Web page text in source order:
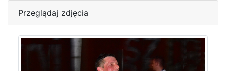
Przeglądaj zdjęcia